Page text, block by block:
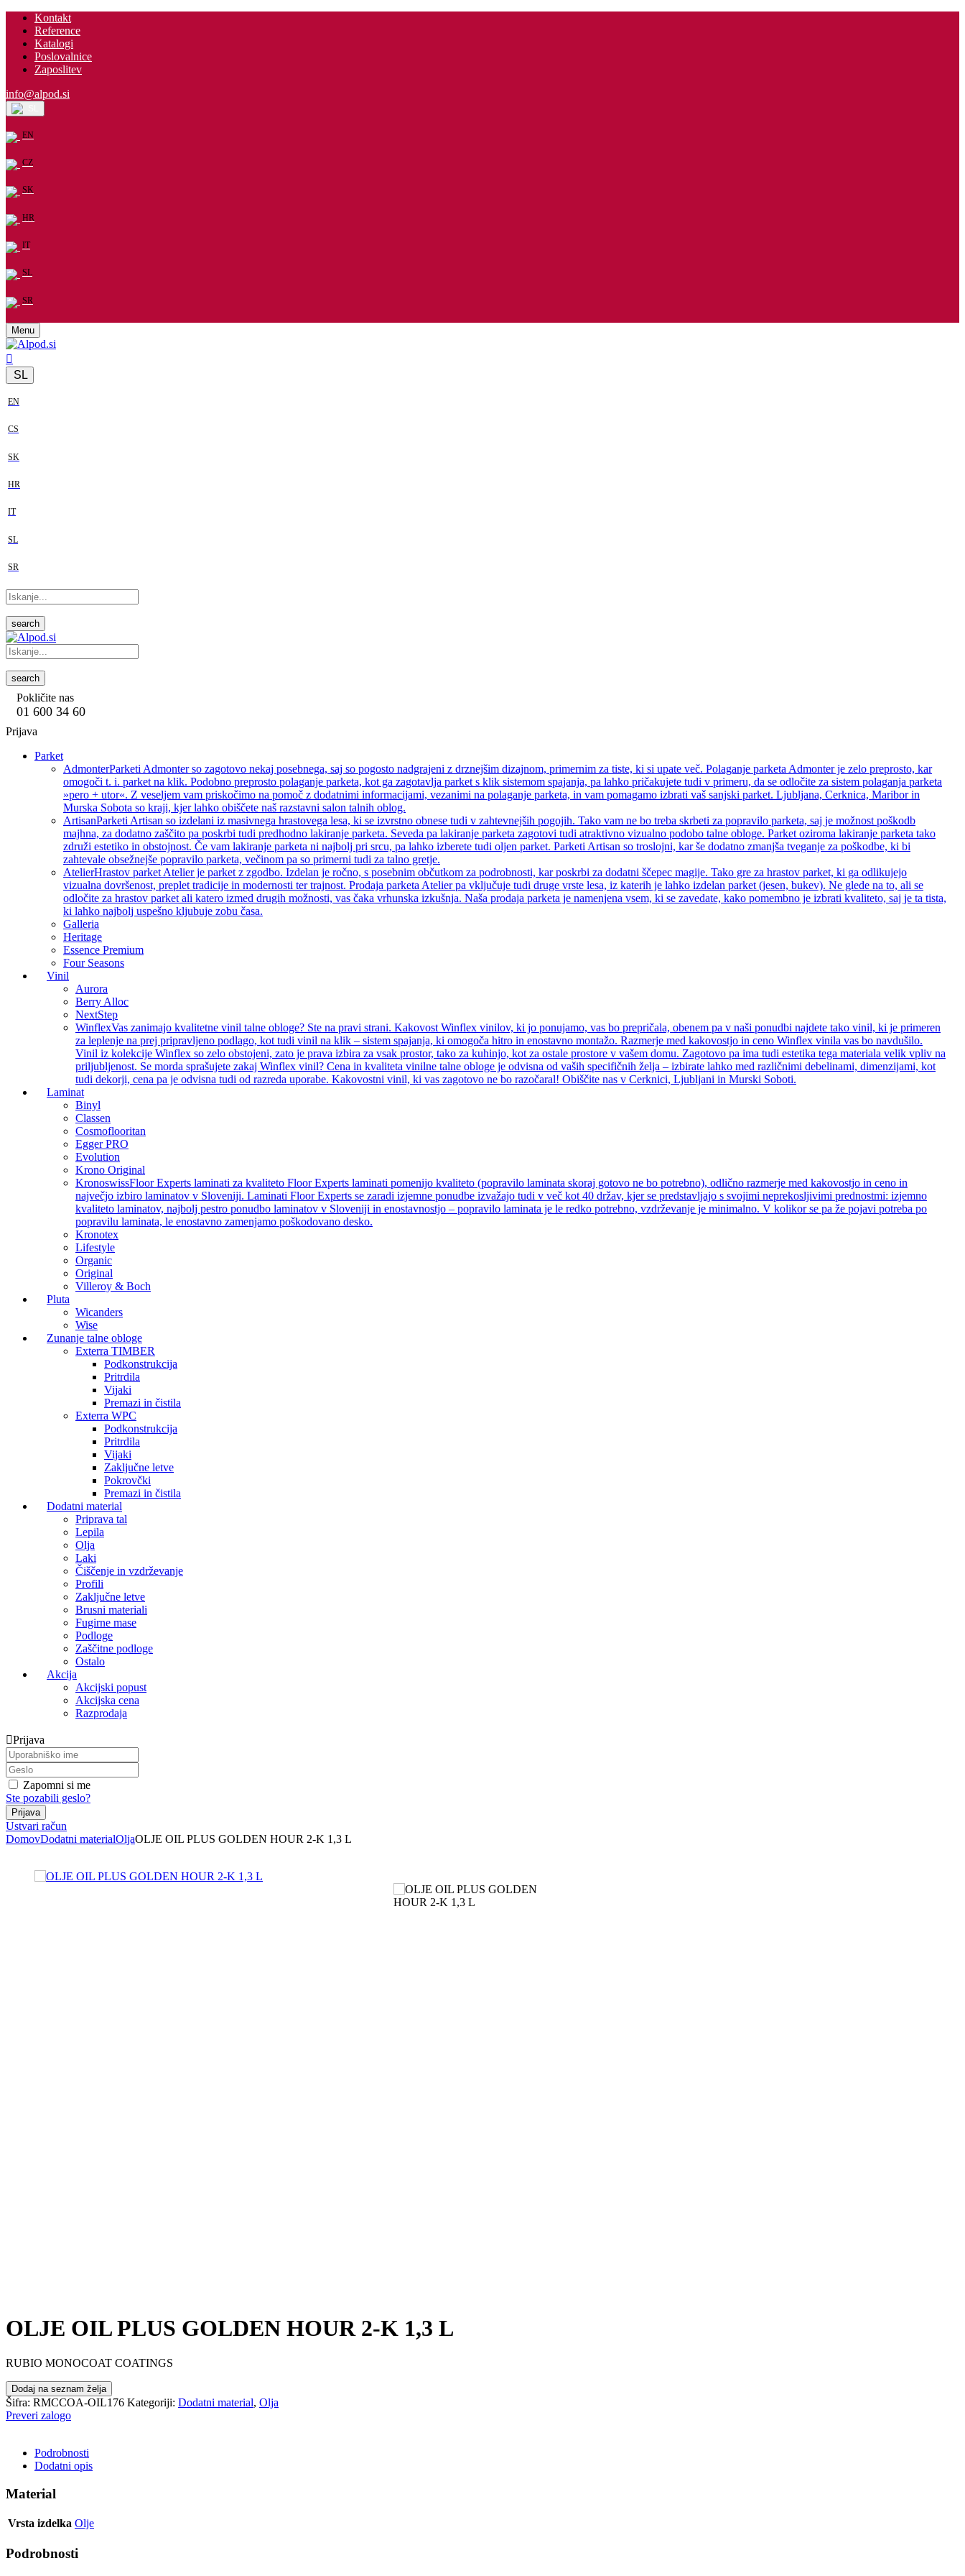
Kontakt
Reference
Katalogi
Poslovalnice
Zaposlitev
info@alpod.si
EN
CZ
SK
HR
IT
SL
SR
Menu
SL
EN
CS
SK
HR
IT
SL
SR
search
search
Pokličite nas
01 600 34 60
Prijava
Parket
AdmonterParketi Admonter so zagotovo nekaj posebnega, saj so pogosto nadgrajeni z drznejšim dizajnom, primernim za tiste, ki si upate več. Polaganje parketa Admonter je zelo preprosto, kar
omogoči t. i. parket na klik. Podobno preprosto polaganje parketa, kot ga zagotavlja parket s klik sistemom spajanja, pa lahko pričakujete tudi v primeru, da se odločite za sistem polaganja parketa
»pero + utor«. Z veseljem vam priskočimo na pomoč z dodatnimi informacijami, vezanimi na polaganje parketa, in vam pomagamo izbrati vaš sanjski parket. Ljubljana, Cerknica, Maribor in
Murska Sobota so kraji, kjer lahko obiščete naš razstavni salon talnih oblog.
ArtisanParketi Artisan so izdelani iz masivnega hrastovega lesa, ki se izvrstno obnese tudi v zahtevnejših pogojih. Tako vam ne bo treba skrbeti za popravilo parketa, saj je možnost poškodb
majhna, za dodatno zaščito pa poskrbi tudi predhodno lakiranje parketa. Seveda pa lakiranje parketa zagotovi tudi atraktivno vizualno podobo talne obloge. Parket oziroma lakiranje parketa tako
združi estetiko in obstojnost. Če vam lakiranje parketa ni najbolj pri srcu, pa lahko izberete tudi oljen parket. Parketi Artisan so troslojni, kar še dodatno zmanjša tveganje za poškodbe, ki bi
zahtevale obsežnejše popravilo parketa, večinom pa so primerni tudi za talno gretje.
AtelierHrastov parket Atelier je parket z zgodbo. Izdelan je ročno, s posebnim občutkom za podrobnosti, kar poskrbi za dodatni ščepec magije. Tako gre za hrastov parket, ki ga odlikujejo
vizualna dovršenost, preplet tradicije in modernosti ter trajnost. Prodaja parketa Atelier pa vključuje tudi druge vrste lesa, iz katerih je lahko izdelan parket (jesen, bukev). Ne glede na to, ali se
odločite za hrastov parket ali katero izmed drugih možnosti, vas čaka vrhunska izkušnja. Naša prodaja parketa je namenjena vsem, ki se zavedate, kako pomembno je izbrati kvaliteto, saj je ta tista,
ki lahko najbolj uspešno kljubuje zobu časa.
Galleria
Heritage
Essence Premium
Four Seasons
Vinil
Aurora
Berry Alloc
NextStep
WinflexVas zanimajo kvalitetne vinil talne obloge? Ste na pravi strani. Kakovost Winflex vinilov, ki jo ponujamo, vas bo prepričala, obenem pa v naši ponudbi najdete tako vinil, ki je primeren
za leplenje na prej pripravljeno podlago, kot tudi vinil na klik – sistem spajanja, ki omogoča hitro in enostavno montažo. Razmerje med kakovostjo in ceno Winflex vinila vas bo navdušilo.
Vinil iz kolekcije Winflex so zelo obstojeni, zato je prava izbira za vsak prostor, tako za kuhinjo, kot za ostale prostore v vašem domu. Zagotovo pa ima tudi estetika tega materiala velik vpliv na
priljubljenost. Se morda sprašujete zakaj Winflex vinil? Cena in kvaliteta vinilne talne obloge je odvisna od vaših specifičnih želja – izbirate lahko med različnimi debelinami, dimenzijami, kot
tudi dekorji, cena pa je odvisna tudi od razreda uporabe. Kakovostni vinil, ki vas zagotovo ne bo razočaral! Obiščite nas v Cerknici, Ljubljani in Murski Soboti.
Laminat
Binyl
Classen
Cosmoflooritan
Egger PRO
Evolution
Krono Original
KronoswissFloor Experts laminati za kvaliteto Floor Experts laminati pomenijo kvaliteto (popravilo laminata skoraj gotovo ne bo potrebno), odlično razmerje med kakovostjo in ceno in
največjo izbiro laminatov v Sloveniji. Laminati Floor Experts se zaradi izjemne ponudbe izvažajo tudi v več kot 40 držav, kjer se predstavljajo s svojimi neprekosljivimi prednostmi: izjemno
kvaliteto laminatov, najbolj pestro ponudbo laminatov v Sloveniji in enostavnostjo – popravilo laminata je le redko potrebno, vzdrževanje je minimalno. V kolikor se pa že pojavi potreba po
popravilu laminata, le enostavno zamenjamo poškodovano desko.
Kronotex
Lifestyle
Organic
Original
Villeroy & Boch
Pluta
Wicanders
Wise
Zunanje talne obloge
Exterra TIMBER
Podkonstrukcija
Pritrdila
Vijaki
Premazi in čistila
Exterra WPC
Podkonstrukcija
Pritrdila
Vijaki
Zaključne letve
Pokrovčki
Premazi in čistila
Dodatni material
Priprava tal
Lepila
Olja
Laki
Čiščenje in vzdrževanje
Profili
Zaključne letve
Brusni materiali
Fugirne mase
Podloge
Zaščitne podloge
Ostalo
Akcija
Akcijski popust
Akcijska cena
Razprodaja
Prijava
Zapomni si me
Ste pozabili geslo?
Ustvari račun
DomovDodatni materialOljaOLJE OIL PLUS GOLDEN HOUR 2-K 1,3 L
OLJE OIL PLUS GOLDEN HOUR 2-K 1,3 L
RUBIO MONOCOAT COATINGS
Dodaj na seznam želja
Šifra: RMCCOA-OIL176 Kategoriji: Dodatni material, Olja
Preveri zalogo
Podrobnosti
Dodatni opis
Material
Vrsta izdelka Olje
Podrobnosti